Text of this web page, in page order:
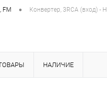
FM • Конвертер, 3RCA (вход) -
НАЛИЧИЕ